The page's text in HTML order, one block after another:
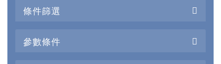
條件篩選
參數條件